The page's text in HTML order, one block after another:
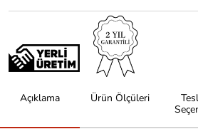
Açıklama Ürün Ölçüleri